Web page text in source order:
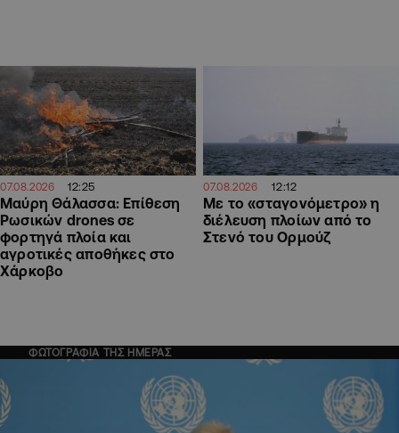
07.08.2026 12:25
Μαύρη Θάλασσα: Επίθεση
Ρωσικών drones σε
φορτηγά πλοία και
αγροτικές αποθήκες στο
Χάρκοβο
07.08.2026 12:12
Με το «σταγονόμετρο» η
διέλευση πλοίων από το
Στενό του Ορμούζ
ΦΩΤΟΓΡΑΦΙΑ ΤΗΣ ΗΜΕΡΑΣ